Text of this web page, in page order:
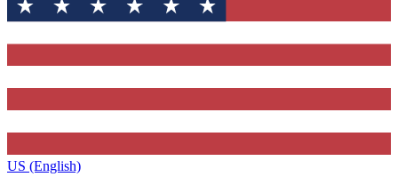
US (English)